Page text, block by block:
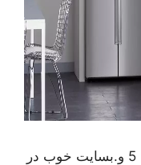
هدف از نوشبن این مقاله آشنایی با 5 و.بسایت خوب در